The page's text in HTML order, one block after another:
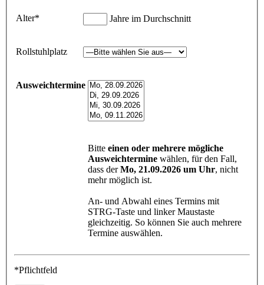
Alter* Jahre im Durchschnitt
Rollstuhlplatz
Ausweichtermine
Bitte einen oder mehrere mögliche
Ausweichtermine wählen, für den Fall,
dass der
Mo, 21.09.2026 um Uhr, nicht
mehr möglich ist.
An- und Abwahl eines Termins mit
STRG-Taste und linker Maustaste
gleichzeitig. So können Sie auch mehrere
Termine auswählen.
*Pflichtfeld